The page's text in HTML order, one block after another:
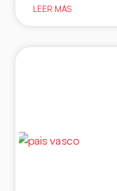
LEER MÁS